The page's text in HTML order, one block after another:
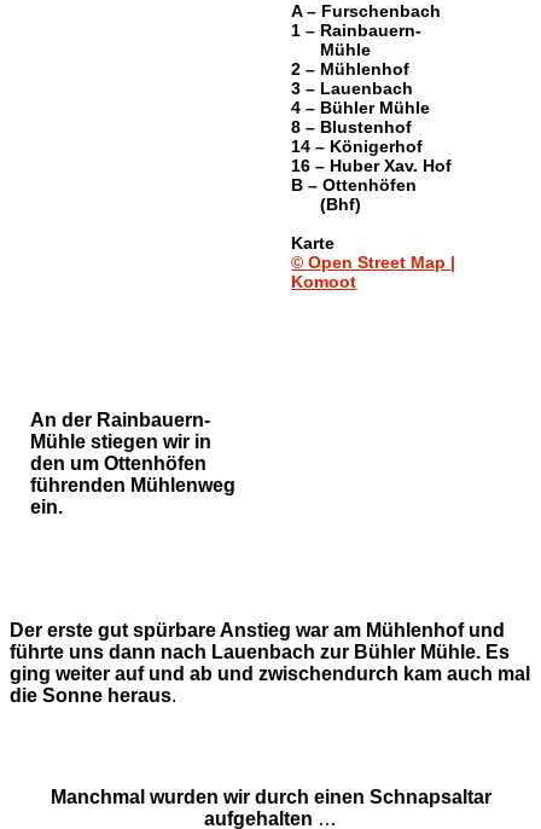
A – Furschenbach
1 – Rainbauern-
Mühle
2 – Mühlenhof
3 – Lauenbach
4 – Bühler Mühle
8 – Blustenhof
14 – Königerhof
16 – Huber Xav. Hof
B – Ottenhöfen
(Bhf)
Karte
© Open Street Map |
Komoot
An der Rainbauern-
Mühle stiegen wir in
den um Ottenhöfen
führenden Mühlenweg
ein.
Der erste gut spürbare Anstieg war am Mühlenhof und
führte uns dann nach Lauenbach zur Bühler Mühle. Es
ging weiter auf und ab und zwischendurch kam auch mal
die Sonne heraus.
Manchmal wurden wir durch einen Schnapsaltar
aufgehalten …